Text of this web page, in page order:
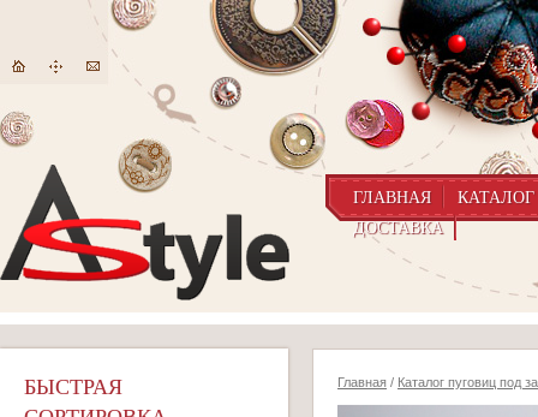
ГЛАВНАЯ
КАТАЛОГ
ДОСТАВКА
БЫСТРАЯ
Главная / Каталог пуговиц под